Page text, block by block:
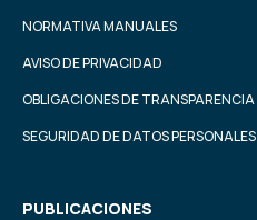
NORMATIVA MANUALES
AVISO DE PRIVACIDAD
OBLIGACIONES DE TRANSPARENCIA
SEGURIDAD DE DATOS PERSONALES
PUBLICACIONES